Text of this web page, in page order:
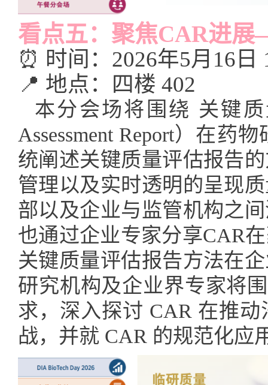
看点五：聚焦CAR进
⏰ 时间：2026年5月16日
📍 地点：四楼 402
本分会场将围绕 关键质
Assessment Report）在药
统阐述关键质量评估报告
管理以及实时透明的呈现
部以及企业与监管机构之
也通过企业专家分享CAR
关键质量评估报告方法在
研究机构及企业界专家将
求，深入探讨 CAR 在推
战，并就 CAR 的规范化应